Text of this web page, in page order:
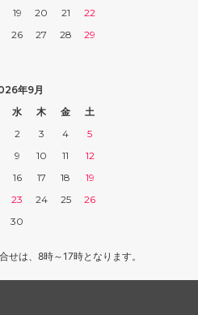
19 20 21
22
26 27 28
29
年9月
水 木 金
土
2 3 4
5
9 10 11
12
16 17 18
19
23 24 25
26
30
せは、8時～17時となります。